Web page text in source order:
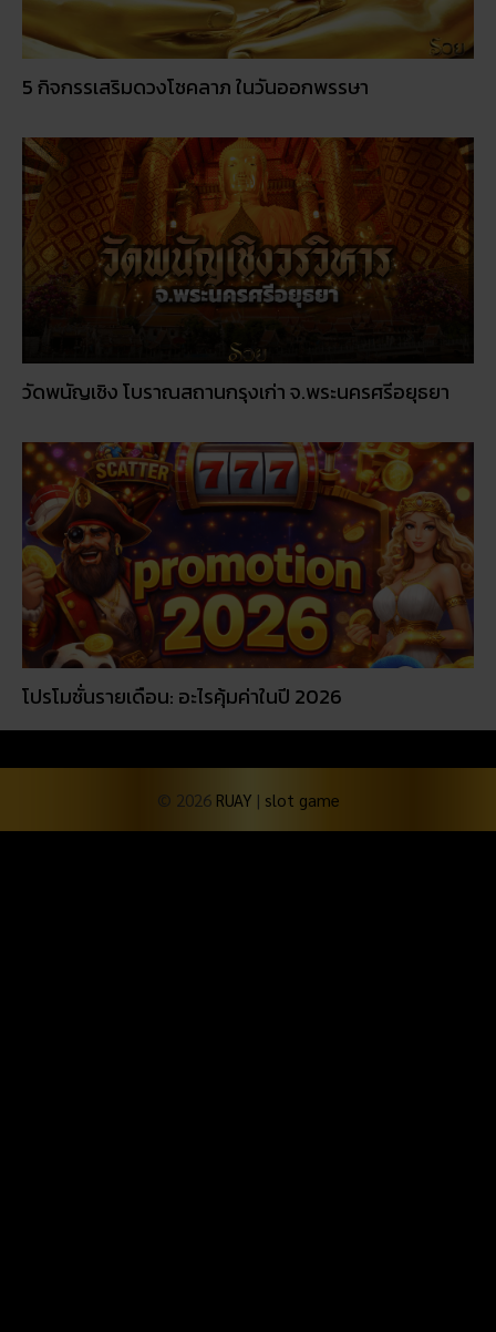
5 กิจกรรเสริมดวงโชคลาภ ในวันออกพรรษา
วัดพนัญเชิง โบราณสถานกรุงเก่า จ.พระนครศรีอยุธยา
โปรโมชั่นรายเดือน: อะไรคุ้มค่าในปี 2026
© 2026 RUAY | slot game